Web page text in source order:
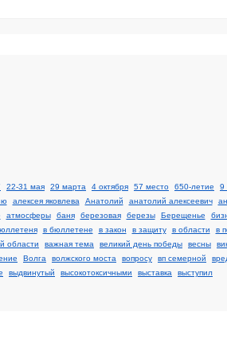
22-31 мая 29 марта 4 октября 57 место 650-летие 9
алексея яковлева Анатолий анатолий алексеевич
атмосферы баня березовая березы Берещенье
в бюллетене в закон в защиту в области в
области важная тема великий день победы весны
Волга волжского моста вопросу вп семерной
выдвинутый высокотоксичными выставка выступил